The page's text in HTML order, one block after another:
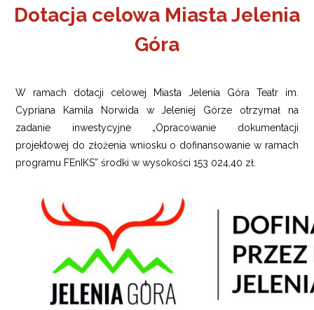
Dotacja celowa Miasta Jelenia
Góra
W ramach dotacji celowej Miasta Jelenia Góra Teatr im.
Cypriana Kamila Norwida w Jeleniej Górze otrzymał na
zadanie inwestycyjne „Opracowanie dokumentacji
projektowej do złożenia wniosku o dofinansowanie w ramach
programu FEnIKS” środki w wysokości 153 024,40 zł.